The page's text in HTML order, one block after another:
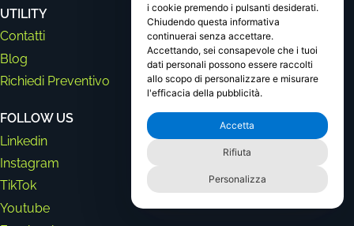
UTILITY
Contatti
Blog
Richiedi Preventivo
FOLLOW US
Linkedin
Instagram
TikTok
Youtube
i cookie premendo i pulsanti desiderati.
Chiudendo questa informativa
continuerai senza accettare.
Accettando, sei consapevole che i tuoi
dati personali possono essere raccolti
allo scopo di personalizzare e misurare
l'efficacia della pubblicità.
Accetta
Rifiuta
Personalizza